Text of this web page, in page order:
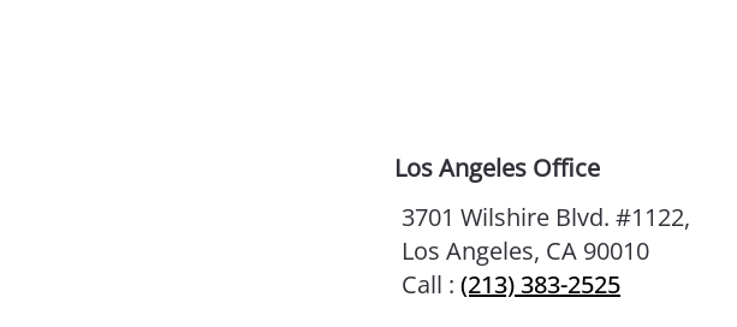
Los Angeles Office
3701 Wilshire Blvd. #1122,
Los Angeles, CA 90010
Call : (213) 383-2525